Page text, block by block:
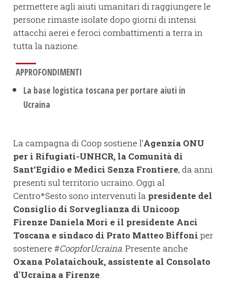
permettere agli aiuti umanitari di raggiungere le
persone rimaste isolate dopo giorni di intensi
attacchi aerei e feroci combattimenti a terra in
tutta la nazione.
APPROFONDIMENTI
La base logistica toscana per portare aiuti in
Ucraina
La campagna di Coop sostiene l’Agenzia ONU
per i Rifugiati-UNHCR, la Comunità di
Sant‘Egidio e Medici Senza Frontiere, da anni
presenti sul territorio ucraino. Oggi al
Centro*Sesto sono intervenuti la presidente del
Consiglio di Sorveglianza di Unicoop
Firenze Daniela Mori e il presidente Anci
Toscana e sindaco di Prato Matteo Biffoni per
sostenere #CoopforUcraina. Presente anche
Oxana Polataichouk, assistente al Consolato
d'Ucraina a Firenze.